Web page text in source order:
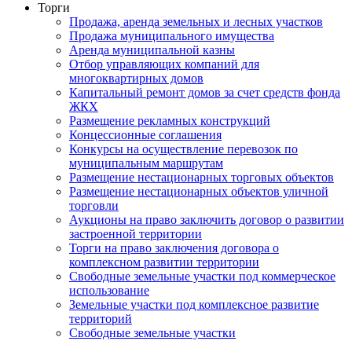
Торги
Продажа, аренда земельных и лесных участков
Продажа муниципального имущества
Аренда муниципальной казны
Отбор управляющих компаний для
многоквартирных домов
Капитальный ремонт домов за счет средств фонда
ЖКХ
Размещение рекламных конструкций
Концессионные соглашения
Конкурсы на осуществление перевозок по
муниципальным маршрутам
Размещение нестационарных торговых объектов
Размещение нестационарных объектов уличной
торговли
Аукционы на право заключить договор о развитии
застроенной территории
Торги на право заключения договора о
комплексном развитии территории
Свободные земельные участки под коммерческое
использование
Земельные участки под комплексное развитие
территорий
Свободные земельные участки